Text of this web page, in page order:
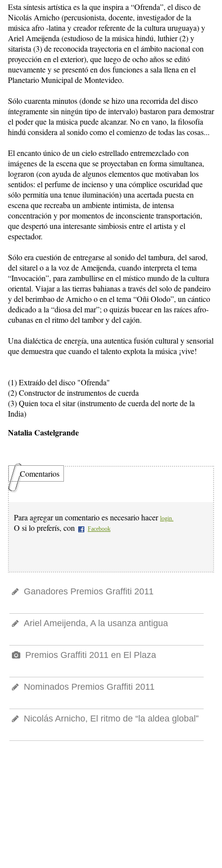
Esta síntesis artística es la que inspira a “Ofrenda”, el disco de
Nicolás Arnicho (percusionista, docente, investigador de la
música afro -latina y creador referente de la cultura uruguaya) y
Ariel Ameijenda (estudioso de la música hindú, luthier (2) y
sitarista (3) de reconocida trayectoria en el ámbito nacional con
proyección en el exterior), que luego de ocho años se editó
nuevamente y se presentó en dos funciones a sala llena en el
Planetario Municipal de Montevideo.
Sólo cuarenta minutos (donde se hizo una recorrida del disco
íntegramente sin ningún tipo de intervalo) bastaron para demostrar
el poder que la música puede alcanzar. No en vano, la filosofía
hindú considera al sonido como el comienzo de todas las cosas...
El encanto único de un cielo estrellado entremezclado con
imágenes de la escena que se proyectaban en forma simultanea,
lograron (con ayuda de algunos elementos que motivaban los
sentidos: el perfume de incienso y una cómplice oscuridad que
sólo permitía una tenue iluminación) una acertada puesta en
escena que recreaba un ambiente intimista, de intensa
concentración y por momentos de inconsciente transportación,
que despertó una interesante simbiosis entre el artista y el
espectador.
Sólo era cuestión de entregarse al sonido del tambura, del sarod,
del sitarel o a la voz de Ameijenda, cuando interpreta el tema
“Invocación”, para zambullirse en el místico mundo de la cultura
oriental. Viajar a las tierras bahianas a través del solo de pandeiro
y del berimbao de Arnicho o en el tema “Oñi Olodo”, un cántico
dedicado a la “diosa del mar”; o quizás bucear en las raíces afro-
cubanas en el ritmo del tambor y del cajón.
Una dialéctica de energía, una autentica fusión cultural y sensorial
que demuestra que cuando el talento explota la música ¡vive!
(1) Extraído del disco "Ofrenda"
(2) Constructor de instrumentos de cuerda
(3) Quien toca el sitar (instrumento de cuerda del norte de la
India)
Natalia Castelgrande
Comentarios
Para agregar un comentario es necesario hacer login.
O si lo preferís, con Facebook
Ganadores Premios Graffiti 2011
Ariel Ameijenda, A la usanza antigua
Premios Graffiti 2011 en El Plaza
Nominados Premios Graffiti 2011
Nicolás Arnicho, El ritmo de “la aldea global”